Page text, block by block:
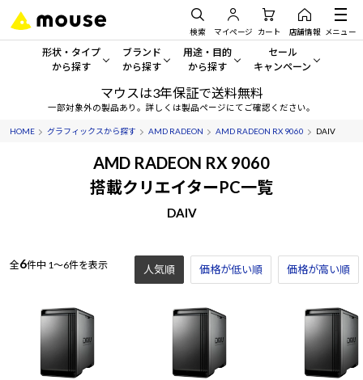
検索 マイページ カート 店舗情報 メニュー
形状・タイプ
から探す
形状・タイプから探す をすべてみる
デスクトップPC
ディスプレイ
Windows 11
ブランド
から探す
mouse
G TUNE
MousePro
Windows 11|Copilot+ PC
用途・目的
から探す
一般向けパソコン
ゲーミングPC・ゲーム向けパソコン
ビジネス向けパソコン
学習向けパソコン
AIおすすめパソコン
Windows 11
セール
キャンペーン
セール・キャンペー
期間限定セール
アウトレットパソコン
マウスは3年保証で送料無料
一部対象外の製品あり。詳しくは製品ページにてご確認ください。
HOME グラフィックスから探す AMD RADEON AMD RADEON RX 9060 DAIV
AMD RADEON RX 9060
搭載クリエイターPC一覧
DAIV
全6件中 1～6件を表示 人気順 価格が低い順 価格が高い順